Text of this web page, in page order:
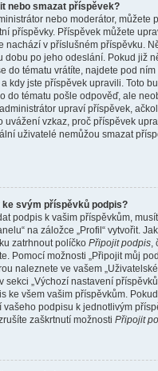
nebo smazat příspěvek?
nebo moderátor, můžete
příspěvky. Příspěvek můžete
nachází v příslušném příspěvku.
dobu po jeho odeslání. Pokud již
do tématu vrátíte, najdete pod ním
kdy jste příspěvek upravili. Toto
do tématu pošle odpověď, ale
upraví příspěvek,
uvážení vzkaz, proč příspěvek
uživatelé nemůžou smazat
ke svým příspěvků podpis?
podpis k vašim příspěvkům,
na záložce „Profil“ vytvořit.
zatrhnout políčko Připojit podpis,
Pomocí možnosti „Připojit můj
naleznete ve vašem
sekci „Výchozí nastavení
ke všem vašim příspěvkům.
vašeho podpisu k jednotlivým
zaškrtnutí možnosti Připojit